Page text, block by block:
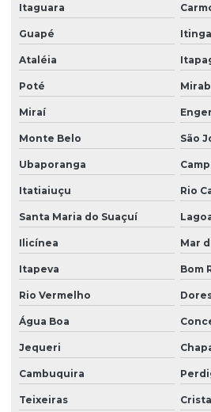
Itaguara
Guapé Itinga
Ataléia
Poté
Miraí
Monte Belo São
Ubaporanga
Itatiaiuçu Rio
Santa Maria do Suaçuí
Ilicínea Mar
Itapeva Bom
Rio Vermelho
Água Boa
Jequeri
Cambuquira
Teixeiras